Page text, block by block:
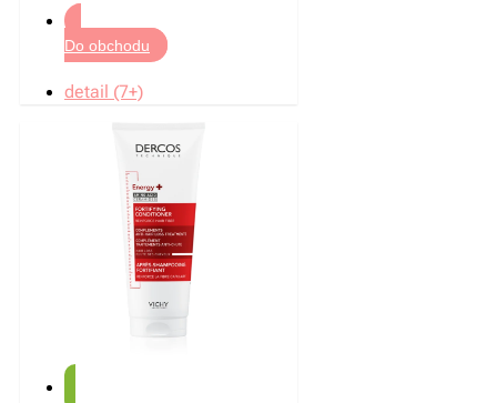
Do obchodu
detail (7+)